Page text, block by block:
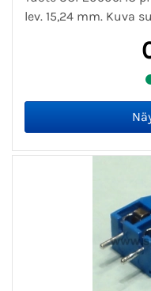
lev. 15,24 mm. Kuva